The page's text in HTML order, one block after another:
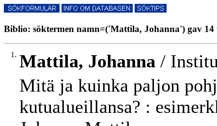
Biblio: söktermen namn=('Mattila, Johanna') gav
1. Mattila, Johanna /
Mitä ja kuinka paljon
kutualueillansa? :